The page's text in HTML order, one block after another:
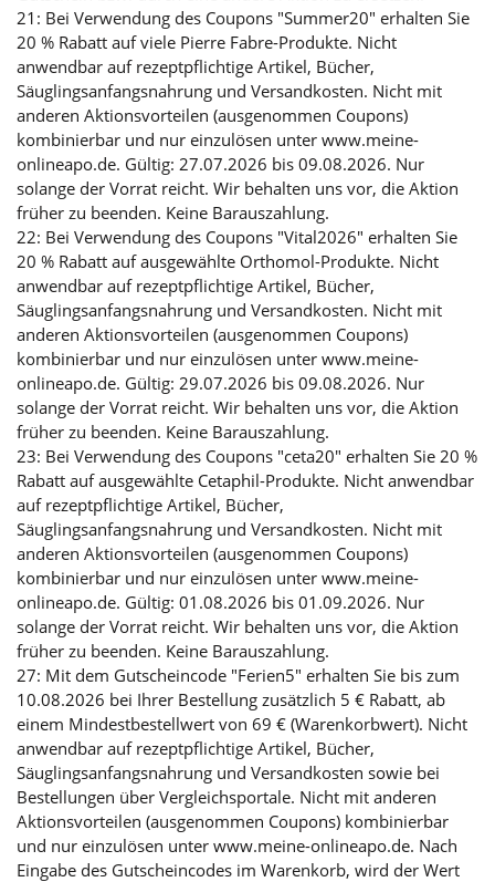
21: Bei Verwendung des Coupons "Summer20" erhalten Sie
20 % Rabatt auf viele Pierre Fabre-Produkte. Nicht
anwendbar auf rezeptpflichtige Artikel, Bücher,
Säuglingsanfangsnahrung und Versandkosten. Nicht mit
anderen Aktionsvorteilen (ausgenommen Coupons)
kombinierbar und nur einzulösen unter www.meine-
onlineapo.de. Gültig: 27.07.2026 bis 09.08.2026. Nur
solange der Vorrat reicht. Wir behalten uns vor, die Aktion
früher zu beenden. Keine Barauszahlung.
22: Bei Verwendung des Coupons "Vital2026" erhalten Sie
20 % Rabatt auf ausgewählte Orthomol-Produkte. Nicht
anwendbar auf rezeptpflichtige Artikel, Bücher,
Säuglingsanfangsnahrung und Versandkosten. Nicht mit
anderen Aktionsvorteilen (ausgenommen Coupons)
kombinierbar und nur einzulösen unter www.meine-
onlineapo.de. Gültig: 29.07.2026 bis 09.08.2026. Nur
solange der Vorrat reicht. Wir behalten uns vor, die Aktion
früher zu beenden. Keine Barauszahlung.
23: Bei Verwendung des Coupons "ceta20" erhalten Sie 20 %
Rabatt auf ausgewählte Cetaphil-Produkte. Nicht anwendbar
auf rezeptpflichtige Artikel, Bücher,
Säuglingsanfangsnahrung und Versandkosten. Nicht mit
anderen Aktionsvorteilen (ausgenommen Coupons)
kombinierbar und nur einzulösen unter www.meine-
onlineapo.de. Gültig: 01.08.2026 bis 01.09.2026. Nur
solange der Vorrat reicht. Wir behalten uns vor, die Aktion
früher zu beenden. Keine Barauszahlung.
27: Mit dem Gutscheincode "Ferien5" erhalten Sie bis zum
10.08.2026 bei Ihrer Bestellung zusätzlich 5 € Rabatt, ab
einem Mindestbestellwert von 69 € (Warenkorbwert). Nicht
anwendbar auf rezeptpflichtige Artikel, Bücher,
Säuglingsanfangsnahrung und Versandkosten sowie bei
Bestellungen über Vergleichsportale. Nicht mit anderen
Aktionsvorteilen (ausgenommen Coupons) kombinierbar
und nur einzulösen unter www.meine-onlineapo.de. Nach
Eingabe des Gutscheincodes im Warenkorb, wird der Wert